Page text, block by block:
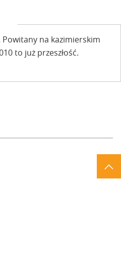
Powitany na kazimierskim
to już przeszłość.